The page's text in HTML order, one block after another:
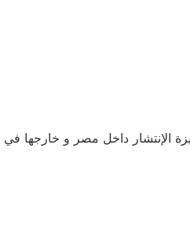
التي تاسست سنة 2008 م و استطعنا خلال فترة زمنية